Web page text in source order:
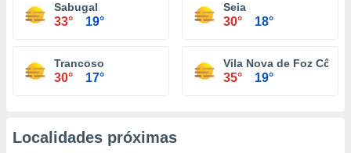
Sabugal
33° 19°
Seia
30° 18°
Trancoso
30° 17°
Vila Nova de Foz Côa
35° 19°
Localidades próximas